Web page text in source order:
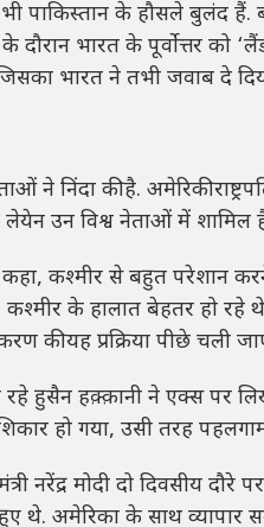
भी पाकिस्तान के हौसले बुलंद
दौरान भारत के पूर्वोत्तर को
भारत ने तभी जवाब दे
ने निंदा की है. अमेरिकी
उन विश्व नेताओं में शामिल
कहा, कश्मीर से बहुत
के हालात बेहतर हो रहे थे
की यह प्रक्रिया पीछे चली
रहे हुसैन हक़्क़ानी ने एक्स पर
हो गया, उसी तरह
नरेंद्र मोदी दो दिवसीय
थे. अमेरिका के साथ व्यापार